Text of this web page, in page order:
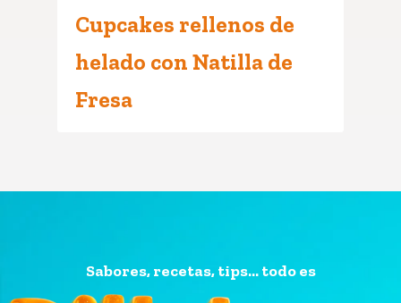
Cupcakes rellenos de
helado con Natilla de
Fresa
Sabores, recetas, tips... todo es